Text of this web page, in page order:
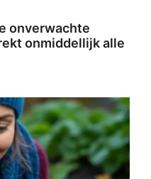
onverwachte
onmiddellijk alle